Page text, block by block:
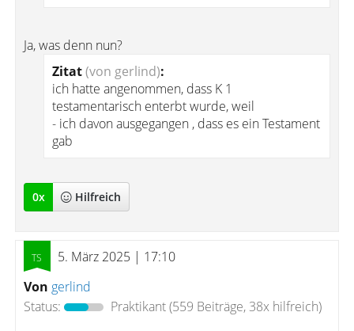
Ja, was denn nun?
Zitat(von gerlind):
ich hatte angenommen, dass K 1
testamentarisch enterbt wurde, weil
- ich davon ausgegangen , dass es ein Testament
gab
0x Hilfreich
5. März 2025 | 17:10
Von gerlind
Status:
Praktikant(559 Beiträge, 38x hilfreich)